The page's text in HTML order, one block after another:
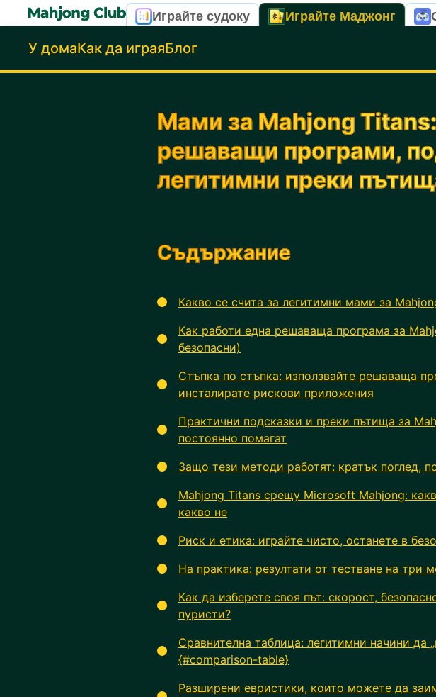
Играйте судоку Играйте Маджонг
У домаКак да играяБлог
Мами за Mahjong Titans:
решаващи програми,
легитимни преки
Съдържание
Какво се счита за легитимни мами за
Как работи една решаваща програма за
безопасни)
Стъпка по стъпка: използвайте решаваща
инсталирате рискови приложения
Практични подсказки и преки пътища за
постоянно помагат
Защо тези методи работят: кратък поглед,
Mahjong Titans срещу Microsoft Mahjong:
какво не
Риск и етика: играйте чисто, останете в
На практика: резултати от тестване на три
Как да изберете своя път: скорост,
пуристи?
Сравнителна таблица: легитимни начини да
{#comparison-table}
Разширени евристики, които можете да